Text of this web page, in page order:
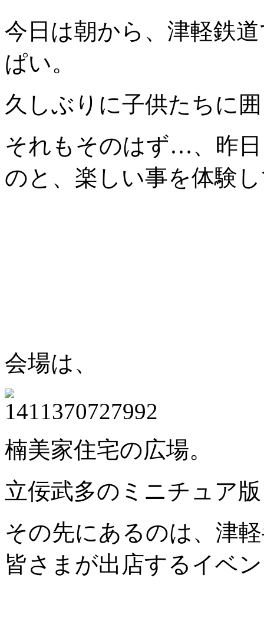
今日は朝から、津軽鉄
ぱい。
久しぶりに子供たちに
それもそのはず…、昨
のと、楽しい事を体験
会場は、
楠美家住宅の広場。
立佞武多のミニチュア
その先にあるのは、津
皆さまが出店するイベ